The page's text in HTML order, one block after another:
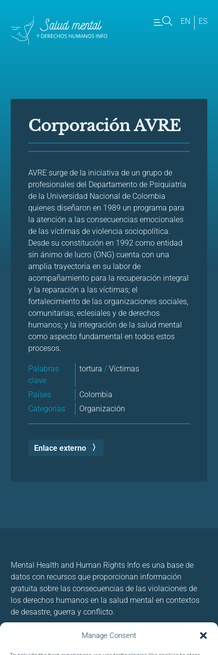
Manage Consent
EN ES
Corporación AVRE
AVRE surge de la iniciativa de un grupo de
profesionales del Departamento de Psiquiatría
de la Universidad Nacional de Colombia
quienes diseñaron en 1989 un programa para
la atención a las consecuencias emocionales
de las víctimas de violencia sociopolítica.
Desde su constitución en 1992 como entidad
sin ánimo de lucro (ONG) cuenta con una
amplia trayectoria en su labor de
acompañamiento para la recuperación integral
y la reparación a las víctimas; el
fortalecimiento de las organizaciones sociales,
comunitarias, eclesiales y de derechos
humanos; y la integración de la salud mental
como aspecto fundamental en todos estos
procesos.
Palabras
clave
tortura/ Víctimas
Países
Colombia
Categorías
Organización
Enlace externo
Mental Health and Human Rights Info es una base de
datos con recursos que proporcionan información
gratuita sobre las consecuencias de las violaciones de
los derechos humanos en la salud mental en contextos
de desastre, guerra y conflicto.
Usamos cookies para brindar y mejorar nuestros